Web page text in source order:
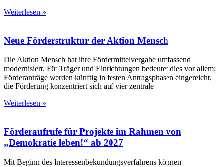
Weiterlesen »
Neue Förderstruktur der Aktion Mensch
Die Aktion Mensch hat ihre Fördermittelvergabe umfassend
modernisiert. Für Träger und Einrichtungen bedeutet dies vor allem:
Förderanträge werden künftig in festen Antragsphasen eingereicht,
die Förderung konzentriert sich auf vier zentrale
Weiterlesen »
Förderaufrufe für Projekte im Rahmen von
„Demokratie leben!“ ab 2027
Mit Beginn des Interessenbekundungsverfahrens können